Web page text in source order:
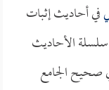
في أحاديث إثبات
الأحاديث
الجامع